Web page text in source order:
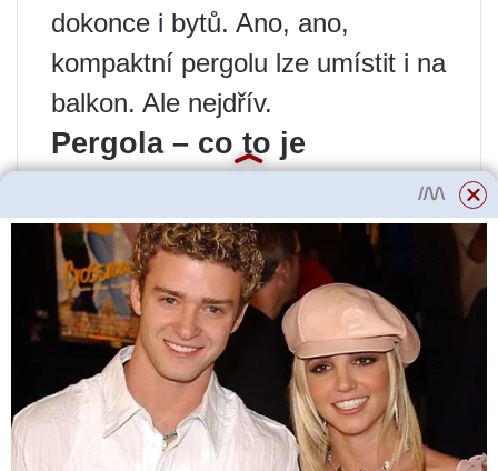
dokonce i bytů. Ano, ano,
kompaktní pergolu lze umístit i na
balkon. Ale nejdřív.
Pergola – co to je
Podle Wikipedie slovo „pergola“
pochází z italského „pergola“ a
latinského „pergula“ – baldachýn,
nástavec. Tento význam je
aktuální i dnes.
K poznámce! Pergola ve